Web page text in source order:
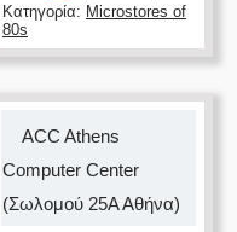
Κατηγορία: Microstores of
80s
ACC Athens
Computer Center
(Σωλομού 25Α Αθήνα)